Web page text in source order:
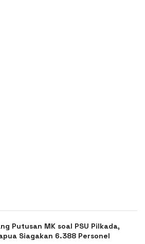
Putusan MK soal PSU Pilkada,
Siagakan 6.388 Personel